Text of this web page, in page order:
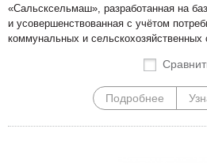
«Сальсксельмаш», разработанная на
и усовершенствованная с учётом
коммунальных и сельскохозяйственных
Подробнее